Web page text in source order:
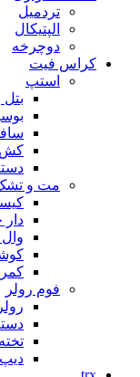
تردمیل
الپتیکال
دوچرخه
کراس فیت
استپ
کش
مت و
فوم رولر
دیپ